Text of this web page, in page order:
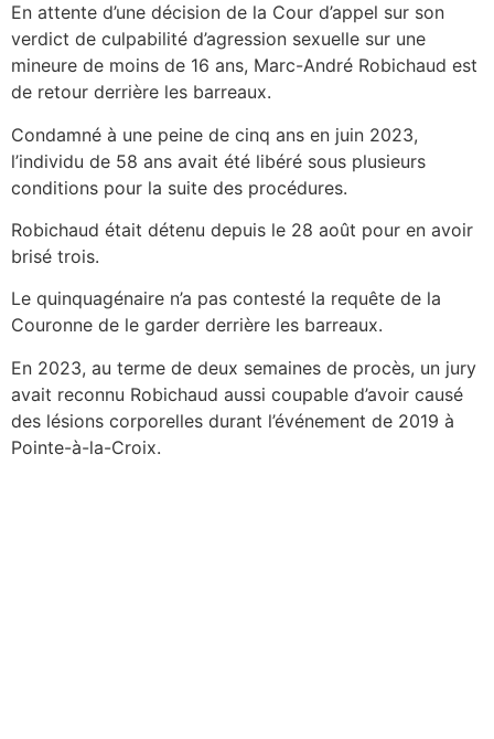
En attente d’une décision de la Cour d’appel sur son
verdict de culpabilité d’agression sexuelle sur une
mineure de moins de 16 ans, Marc-André Robichaud est
de retour derrière les barreaux.
Condamné à une peine de cinq ans en juin 2023,
l’individu de 58 ans avait été libéré sous plusieurs
conditions pour la suite des procédures.
Robichaud était détenu depuis le 28 août pour en avoir
brisé trois.
Le quinquagénaire n’a pas contesté la requête de la
Couronne de le garder derrière les barreaux.
En 2023, au terme de deux semaines de procès, un jury
avait reconnu Robichaud aussi coupable d’avoir causé
des lésions corporelles durant l’événement de 2019 à
Pointe-à-la-Croix.